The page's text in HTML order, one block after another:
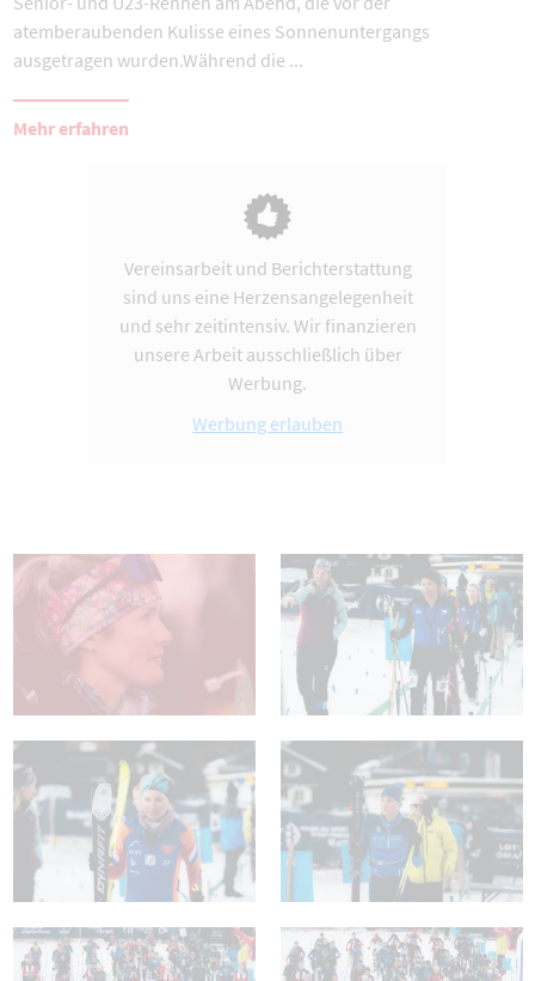
atemberaubenden Kulisse eines Sonnenuntergangs
ausgetragen wurden.Während die ...
Mehr erfahren
Vereinsarbeit und Berichterstattung
sind uns eine Herzensangelegenheit
und sehr zeitintensiv. Wir finanzieren
unsere Arbeit ausschließlich über
Werbung.
Werbung erlauben